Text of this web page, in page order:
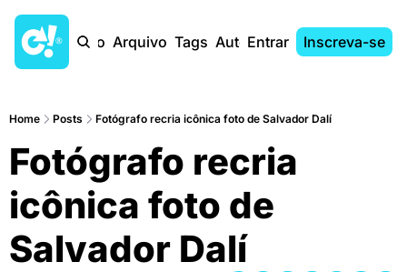
Início Arquivo Tags AutoresEntrar Inscreva-se
Home Posts Fotógrafo recria icônica foto de Salvador Dalí
Fotógrafo recria
icônica foto de
Salvador Dalí